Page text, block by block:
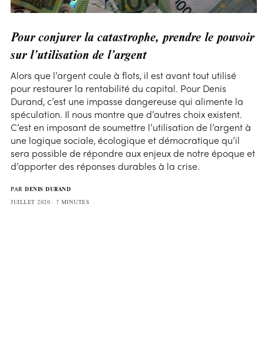
Pour conjurer la catastrophe, prendre le pouvoir
sur l’utilisation de l’argent
Alors que l’argent coule à flots, il est avant tout utilisé
pour restaurer la rentabilité du capital. Pour Denis
Durand, c’est une impasse dangereuse qui alimente la
spéculation. Il nous montre que d’autres choix existent.
C’est en imposant de soumettre l’utilisation de l’argent à
une logique sociale, écologique et démocratique qu’il
sera possible de répondre aux enjeux de notre époque et
d’apporter des réponses durables à la crise.
PAR DENIS DURAND
JUILLET 2020
7 MINUTES